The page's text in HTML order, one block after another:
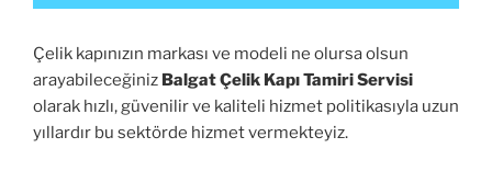
Çelik kapınızın markası ve modeli ne olursa olsun
arayabileceğiniz Balgat Çelik Kapı Tamiri Servisi
olarak hızlı, güvenilir ve kaliteli hizmet politikasıyla uzun
yıllardır bu sektörde hizmet vermekteyiz.